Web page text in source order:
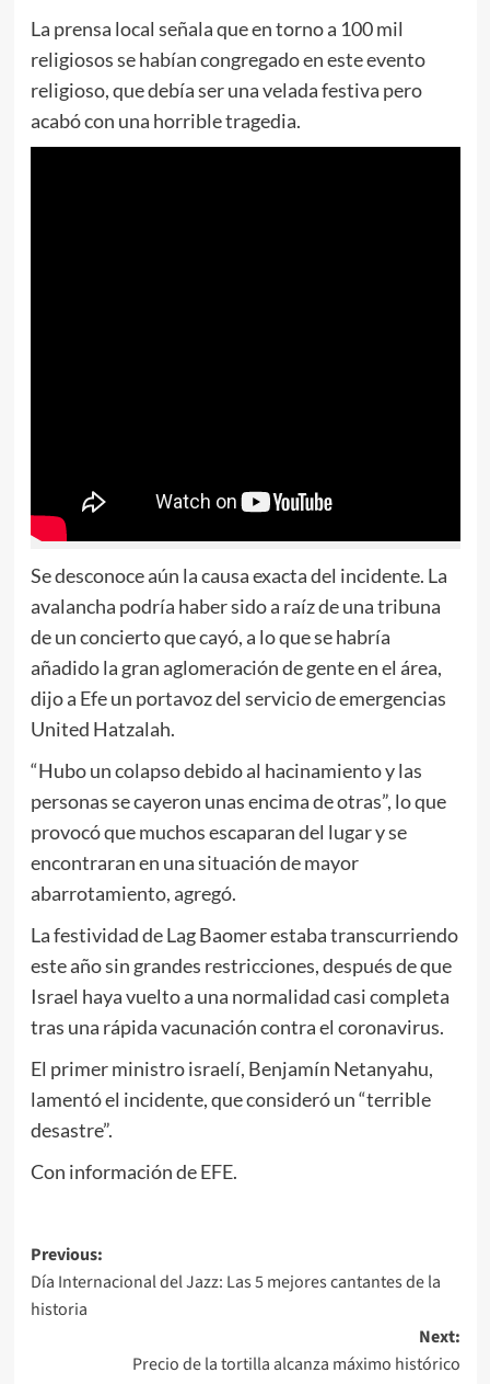
La prensa local señala que en torno a 100 mil
religiosos se habían congregado en este evento
religioso, que debía ser una velada festiva pero
acabó con una horrible tragedia.
Se desconoce aún la causa exacta del incidente. La
avalancha podría haber sido a raíz de una tribuna
de un concierto que cayó, a lo que se habría
añadido la gran aglomeración de gente en el área,
dijo a Efe un portavoz del servicio de emergencias
United Hatzalah.
“Hubo un colapso debido al hacinamiento y las
personas se cayeron unas encima de otras”, lo que
provocó que muchos escaparan del lugar y se
encontraran en una situación de mayor
abarrotamiento, agregó.
La festividad de Lag Baomer estaba transcurriendo
este año sin grandes restricciones, después de que
Israel haya vuelto a una normalidad casi completa
tras una rápida vacunación contra el coronavirus.
El primer ministro israelí, Benjamín Netanyahu,
lamentó el incidente, que consideró un “terrible
desastre”.
Con información de EFE.
Post
navigation
Previous:
Día Internacional del Jazz: Las 5 mejores cantantes de la
historia
Next:
Precio de la tortilla alcanza máximo histórico